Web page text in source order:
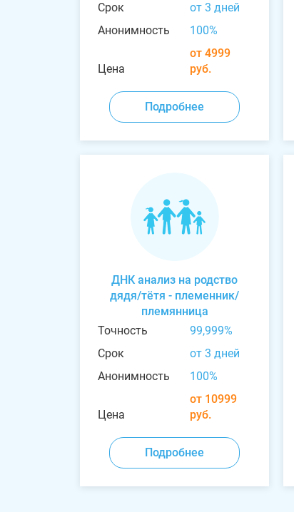
Срок
от 3 дней
Анонимность
100%
Цена
от 4999
руб.
Подробнее
ДНК анализ на родство
дядя/тётя - племенник/
племянница
Точность
99,999%
Срок
от 3 дней
Анонимность
100%
Цена
от 10999
руб.
Подробнее